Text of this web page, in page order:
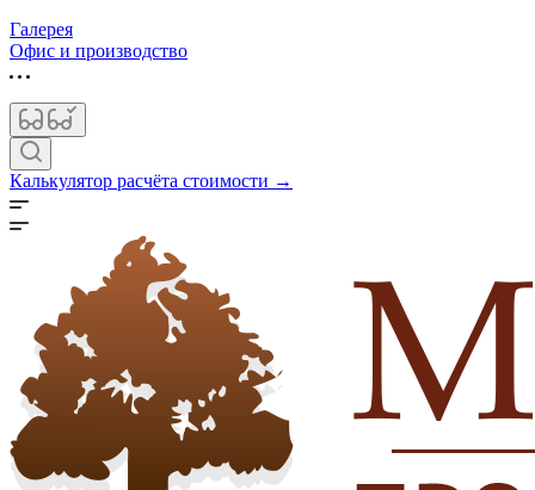
Галерея
Офис и производство
Калькулятор расчёта стоимости →